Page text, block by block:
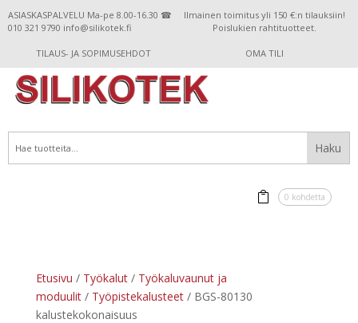
ASIASKASPALVELU Ma-pe 8.00-16.30 ☎
010 321 9790 info@silikotek.fi
Ilmainen toimitus yli 150 €:n tilauksiin!
Poislukien rahtituotteet.
TILAUS- JA SOPIMUSEHDOT OMA TILI
0 kohdetta
Etusivu / Työkalut/ Työkaluvaunut ja
moduulit/ Työpistekalusteet/ BGS-80130
kalustekokonaisuus